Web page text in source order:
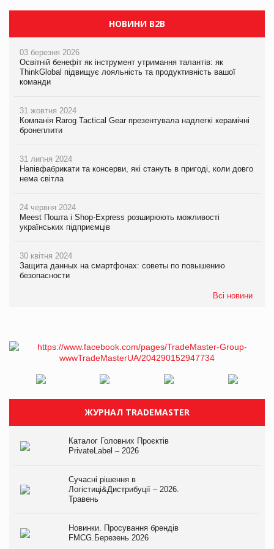
НОВИНИ B2B
03 березня 2026
Освітній бенефіт як інструмент утримання талантів: як
ThinkGlobal підвищує лояльність та продуктивність вашої
команди
31 жовтня 2024
Компанія Rarog Tactical Gear презентувала надлегкі керамічні
бронеплити
31 липня 2024
Напівфабрикати та консерви, які стануть в пригоді, коли довго
нема світла
24 червня 2024
Meest Пошта і Shop-Express розширюють можливості
українських підприємців
30 квітня 2024
Защита данных на смартфонах: советы по повышению
безопасности
Всі новини
ЖУРНАЛ TRADEMASTER
Каталог Головних Проєктів
PrivateLabel – 2026
Сучасні рішення в
Логістиці&Дистрибуції – 2026.
Травень
Новинки. Просування брендів
FMCG.Березень 2026